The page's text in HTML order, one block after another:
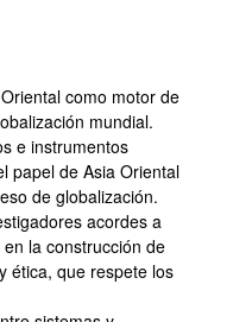
como motor de
mundial.
e instrumentos
papel de Asia Oriental
de globalización.
acordes a
la construcción de
ética, que respete los